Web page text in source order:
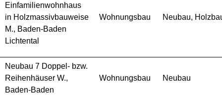
Einfamilienwohnhaus
in Holzmassivbauweise
M., Baden-Baden
Lichtental
Wohnungsbau Neubau,
Neubau 7 Doppel- bzw.
Reihenhäuser W.,
Baden-Baden
Wohnungsbau Neubau